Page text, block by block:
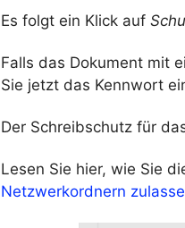
Es folgt ein Klick auf
Falls das Dokument mit
Sie jetzt das Kennwort
Der Schreibschutz für
Lesen Sie hier, wie Sie
Netzwerkordnern